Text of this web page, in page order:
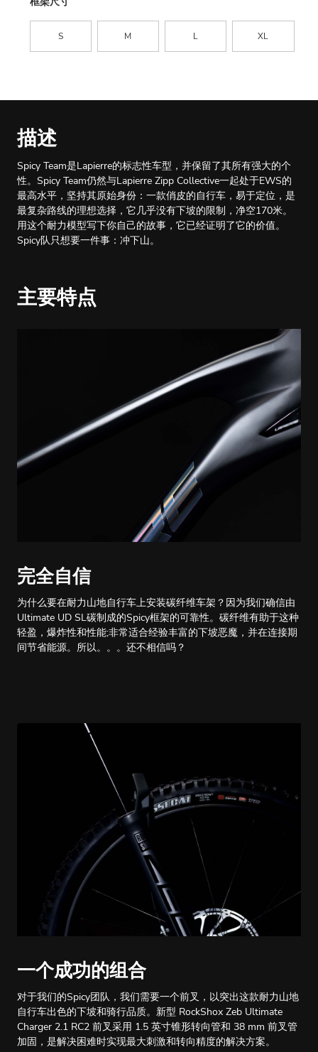
S M L XL
描述
Spicy Team是Lapierre的标志性车型，并保留了其所有强大的个
性。Spicy Team仍然与Lapierre Zipp Collective一起处于EWS的
最高水平，坚持其原始身份：一款俏皮的自行车，易于定位，是
最复杂路线的理想选择，它几乎没有下坡的限制，净空170米。
用这个耐力模型写下你自己的故事，它已经证明了它的价值。
Spicy队只想要一件事：冲下山。
主要特点
完全自信
为什么要在耐力山地自行车上安装碳纤维车架？因为我们确信由
Ultimate UD SL碳制成的Spicy框架的可靠性。碳纤维有助于这种
轻盈，爆炸性和性能;非常适合经验丰富的下坡恶魔，并在连接期
间节省能源。所以。。。还不相信吗？
一个成功的组合
对于我们的Spicy团队，我们需要一个前叉，以突出这款耐力山地
自行车出色的下坡和骑行品质。新型 RockShox Zeb Ultimate
Charger 2.1 RC2 前叉采用 1.5 英寸锥形转向管和 38 mm 前叉管
加固，是解决困难时实现最大刺激和转向精度的解决方案。